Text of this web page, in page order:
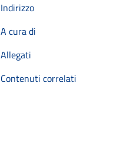
Indirizzo
A cura di
Allegati
Contenuti correlati